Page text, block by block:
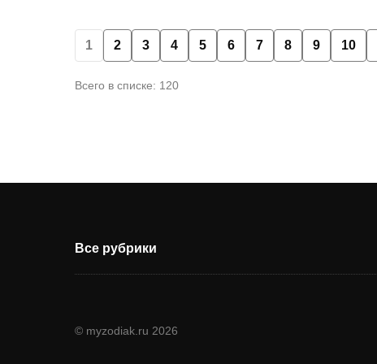
1 2 3 4 5 6 7 8 9 10
Всего в списке: 120
Все рубрики
© myzodiak.ru 2026